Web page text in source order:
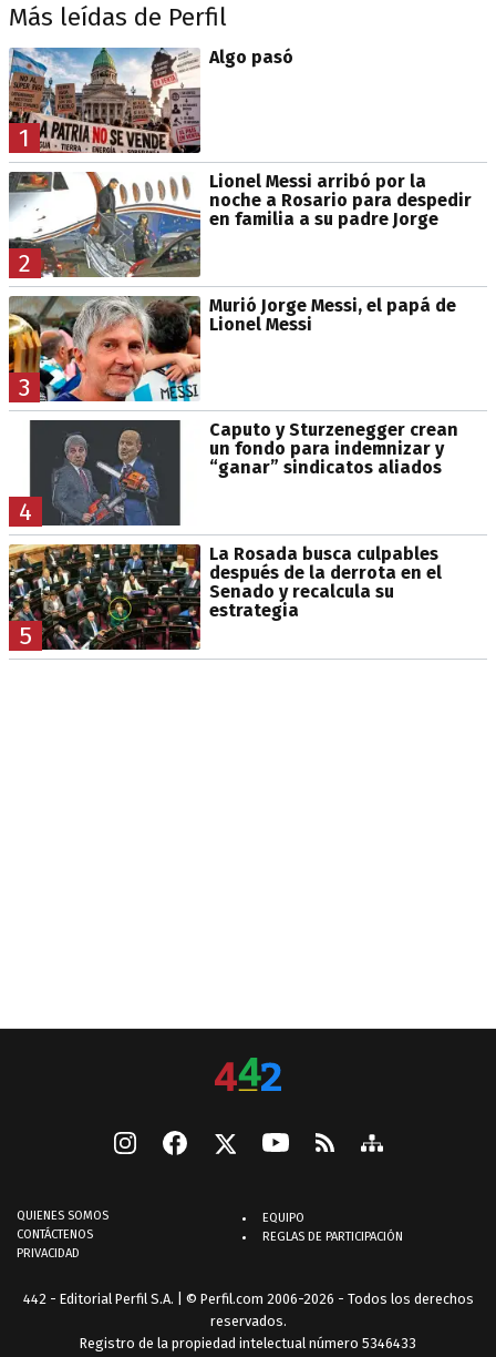
Más leídas de Perfil
1
Algo pasó
2
Lionel Messi arribó por la
noche a Rosario para despedir
en familia a su padre Jorge
3
Murió Jorge Messi, el papá de
Lionel Messi
4
Caputo y Sturzenegger crean
un fondo para indemnizar y
“ganar” sindicatos aliados
5
La Rosada busca culpables
después de la derrota en el
Senado y recalcula su
estrategia
QUIENES SOMOS
CONTÁCTENOS
PRIVACIDAD
EQUIPO
REGLAS DE PARTICIPACIÓN
442 - Editorial Perfil S.A. | © Perfil.com 2006-2026 - Todos los derechos
reservados.
Registro de la propiedad intelectual número 5346433